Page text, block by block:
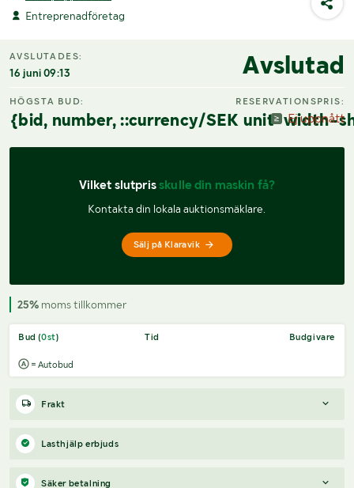
Entreprenadföretag
AVSLUTADES:
16 juni 09:13 Avslutad
HÖGSTA BUD:
{bid, number, ::currency/SEK unit-width-
RESERVATIONSPRIS:
Ej uppnått
Vilket slutpris skulle din maskin få?
Kontakta din lokala auktionsmäklare.
Sälj på Klaravik
25% moms tillkommer
Bud (0st) Tid Budgivare
= Autobud
Frakt
Boka frakt?Det finns ingen specifik information om frakt för
just det här objektet, men om du skickar oss en förfrågan via
vårt
Lasthjälp erbjuds
Säker betalning